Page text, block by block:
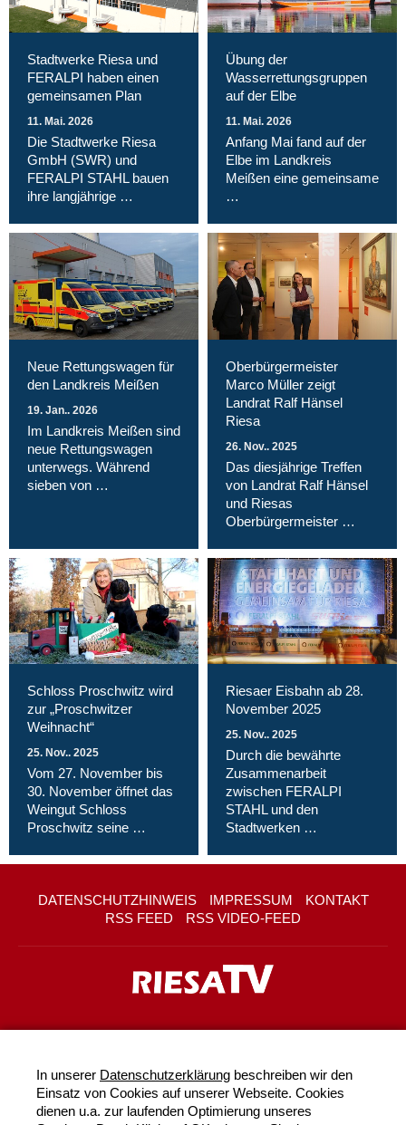
Stadtwerke Riesa und
FERALPI haben einen
gemeinsamen Plan
11. Mai. 2026
Die Stadtwerke Riesa
GmbH (SWR) und
FERALPI STAHL bauen
ihre langjährige …
Übung der
Wasserrettungsgruppen
auf der Elbe
11. Mai. 2026
Anfang Mai fand auf der
Elbe im Landkreis
Meißen eine gemeinsame
…
Neue Rettungswagen für
den Landkreis Meißen
19. Jan.. 2026
Im Landkreis Meißen sind
neue Rettungswagen
unterwegs. Während
sieben von …
Oberbürgermeister
Marco Müller zeigt
Landrat Ralf Hänsel
Riesa
26. Nov.. 2025
Das diesjährige Treffen
von Landrat Ralf Hänsel
und Riesas
Oberbürgermeister …
Schloss Proschwitz wird
zur „Proschwitzer
Weihnacht“
25. Nov.. 2025
Vom 27. November bis
30. November öffnet das
Weingut Schloss
Proschwitz seine …
Riesaer Eisbahn ab 28.
November 2025
25. Nov.. 2025
Durch die bewährte
Zusammenarbeit
zwischen FERALPI
STAHL und den
Stadtwerken …
DATENSCHUTZHINWEIS IMPRESSUM
KONTAKT
RSS FEED
RSS VIDEO-FEED
In unserer Datenschutzerklärung beschreiben wir den
Einsatz von Cookies auf unserer Webseite. Cookies
dienen u.a. zur laufenden Optimierung unseres